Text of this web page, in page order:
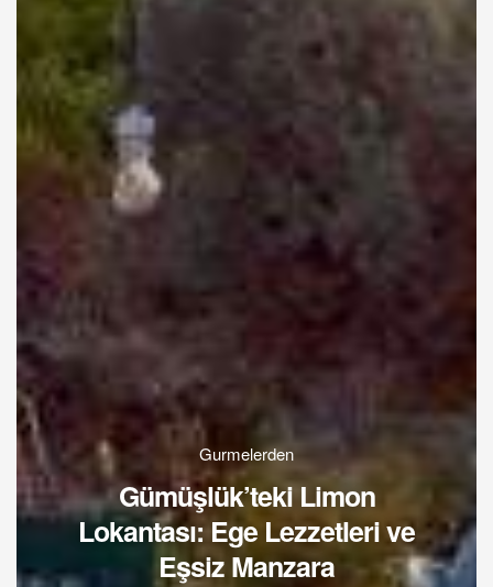
Gurmelerden
Gümüşlük’teki Limon
Lokantası: Ege Lezzetleri ve
Eşsiz Manzara